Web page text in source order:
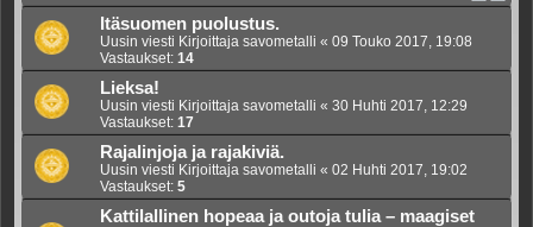
Itäsuomen puolustus.
Uusin viesti Kirjoittaja savometalli « 09 Touko 2017, 19:08
Vastaukset: 14
Lieksa!
Uusin viesti Kirjoittaja savometalli « 30 Huhti 2017, 12:29
Vastaukset: 17
Rajalinjoja ja rajakiviä.
Uusin viesti Kirjoittaja savometalli « 02 Huhti 2017, 19:02
Vastaukset: 5
Kattilallinen hopeaa ja outoja tulia – maagiset